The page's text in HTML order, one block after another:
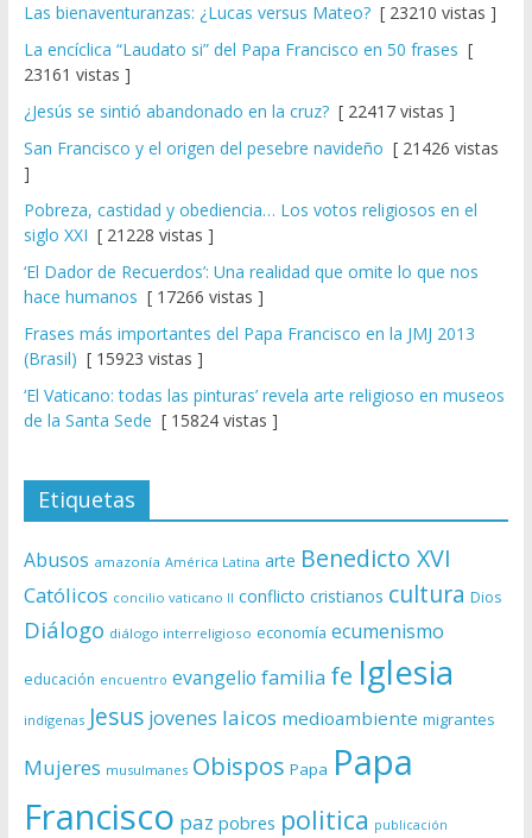
Las bienaventuranzas: ¿Lucas versus Mateo?[ 23210 vistas ]
La encíclica “Laudato si” del Papa Francisco en 50 frases [
23161 vistas ]
¿Jesús se sintió abandonado en la cruz?[ 22417 vistas ]
San Francisco y el origen del pesebre navideño [ 21426 vistas
]
Pobreza, castidad y obediencia… Los votos religiosos en el
siglo XXI [ 21228 vistas ]
‘El Dador de Recuerdos’: Una realidad que omite lo que nos
hace humanos [ 17266 vistas ]
Frases más importantes del Papa Francisco en la JMJ 2013
(Brasil) [ 15923 vistas ]
‘El Vaticano: todas las pinturas’ revela arte religioso en museos
de la Santa Sede [ 15824 vistas ]
Etiquetas
Abusos amazonía América Latina arte Benedicto XVI
Católicos concilio vaticano II conflicto cristianos cultura Dios
Diálogo diálogo interreligioso economía ecumenismo
educación encuentro evangelio familia fe Iglesia
indígenas Jesus jovenes laicos medioambiente migrantes
Mujeres musulmanes Obispos Papa Papa
Francisco paz pobres politica publicación